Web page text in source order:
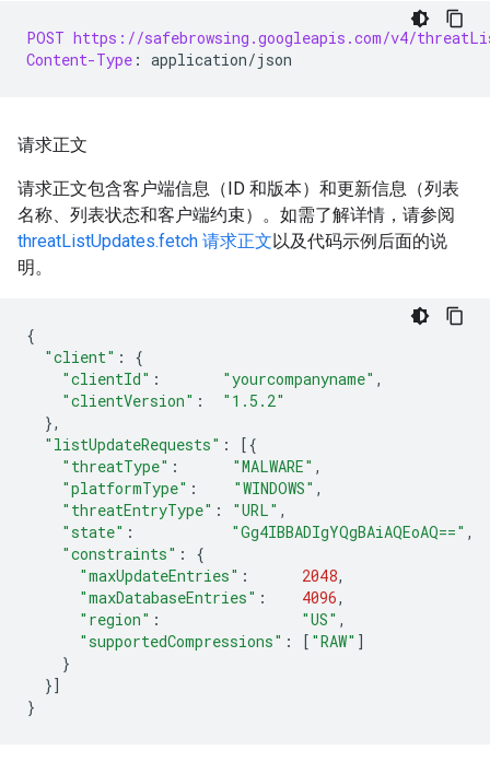
POST https://safebrowsing.googleapis.com/v4/
Content-Type : application/json
请求正文
请求正文包含客户端信息（ID 和版本）和更新信息（列表
名称、列表状态和客户端约束）。如需了解详情，请参阅
threatListUpdates.fetch 请求正文以及代码示例后面的说
明。
{
"client" :
{
"clientId" : "yourcompanyname" ,
"clientVersion" :
"1.5.2"
},
"listUpdateRequests" :
[{
"threatType" : "MALWARE" ,
"platformType" : "WINDOWS" ,
"threatEntryType" : "URL" ,
"state" : "Gg4IBBADIgYQgBAiAQEoAQ==" ,
"constraints" :
{
"maxUpdateEntries" : 2048,
"maxDatabaseEntries" : 4096,
"region" : "US" ,
"supportedCompressions" : [ "RAW" ]
}
}]
}